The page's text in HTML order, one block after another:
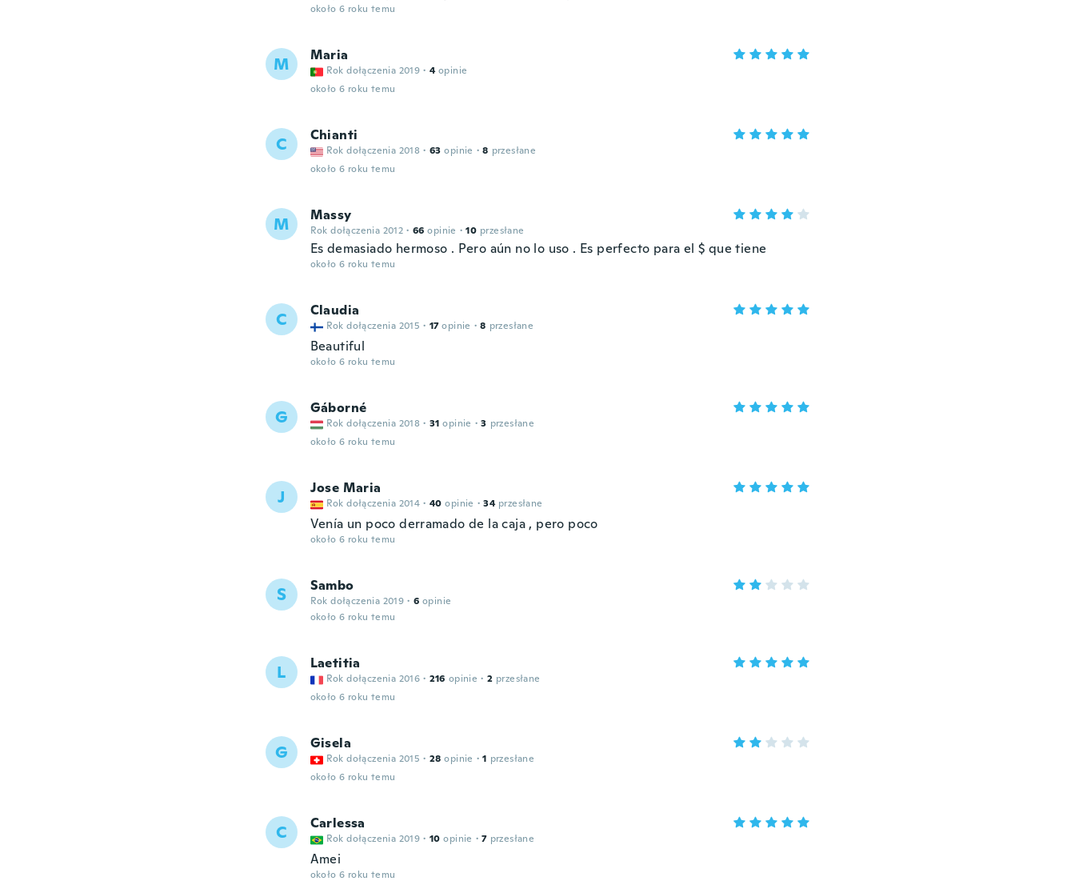
około 6 roku temu
M Maria
Rok dołączenia 2019 · 4 opinie
około 6 roku temu
C Chianti
Rok dołączenia 2018 · 63 opinie · 8 przesłane
około 6 roku temu
M Massy
Rok dołączenia 2012 · 66 opinie · 10 przesłane
Es demasiado hermoso . Pero aún no lo uso . Es perfecto para el $ que tiene
około 6 roku temu
C Claudia
Rok dołączenia 2015 · 17 opinie · 8 przesłane
Beautiful
około 6 roku temu
G Gáborné
Rok dołączenia 2018 · 31 opinie · 3 przesłane
około 6 roku temu
J Jose Maria
Rok dołączenia 2014 · 40 opinie · 34 przesłane
Venía un poco derramado de la caja , pero poco
około 6 roku temu
S Sambo
Rok dołączenia 2019 · 6 opinie
około 6 roku temu
L Laetitia
Rok dołączenia 2016 · 216 opinie · 2 przesłane
około 6 roku temu
G Gisela
Rok dołączenia 2015 · 28 opinie · 1 przesłane
około 6 roku temu
C Carlessa
Rok dołączenia 2019 · 10 opinie · 7 przesłane
Amei
około 6 roku temu